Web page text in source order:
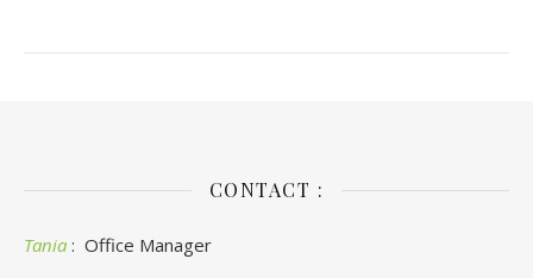
CONTACT :
Tania : Office Manager